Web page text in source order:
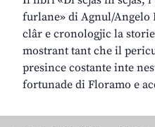
furlane» di Agnul/Angelo
clâr e cronologjic la
mostrant tant che il
presince costante inte
fortunade di Floramo e